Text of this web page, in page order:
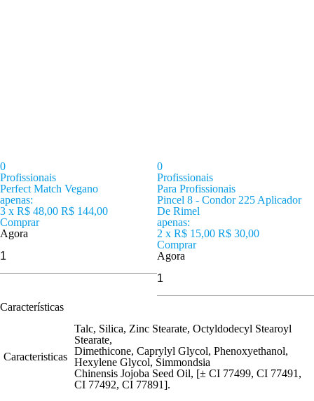
0
Profissionais
Perfect Match Vegano
apenas:
3 x R$ 48,00 R$ 144,00
Comprar
Agora
0
Profissionais
Para Profissionais
Pincel 8 - Condor 225 Aplicador
De Rimel
apenas:
2 x R$ 15,00 R$ 30,00
Comprar
Agora
Características
Caracteristicas
Talc, Silica, Zinc Stearate, Octyldodecyl Stearoyl
Stearate,
Dimethicone, Caprylyl Glycol, Phenoxyethanol,
Hexylene Glycol, Simmondsia
Chinensis Jojoba Seed Oil, [± CI 77499, CI 77491,
CI 77492, CI 77891].